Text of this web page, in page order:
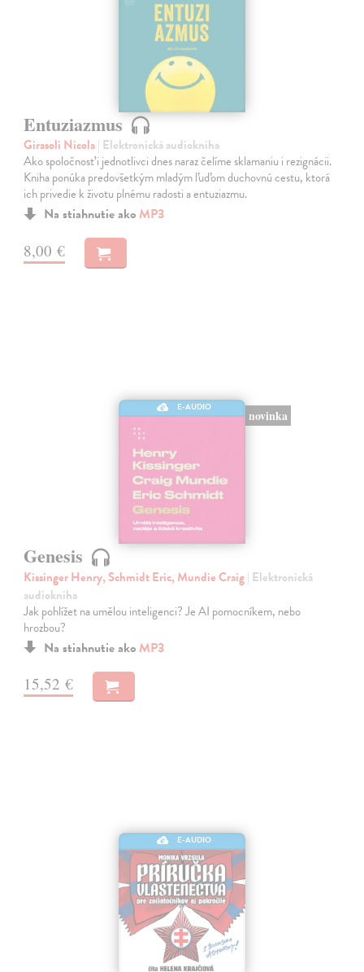
Entuziazmus
Girasoli Nicola| Elektronická audiokniha
Ako spoločnosť i jednotlivci dnes naraz čelíme sklamaniu i rezignácii.
Kniha ponúka predovšetkým mladým ľuďom duchovnú cestu, ktorá
ich privedie k životu plnému radosti a entuziazmu.
Na stiahnutie ako MP3
8,00 €
E-AUDIO
novinka
Genesis
Kissinger Henry, Schmidt Eric, Mundie Craig| Elektronická
audiokniha
Jak pohlížet na umělou inteligenci? Je AI pomocníkem, nebo
hrozbou?
Na stiahnutie ako MP3
15,52 €
E-AUDIO